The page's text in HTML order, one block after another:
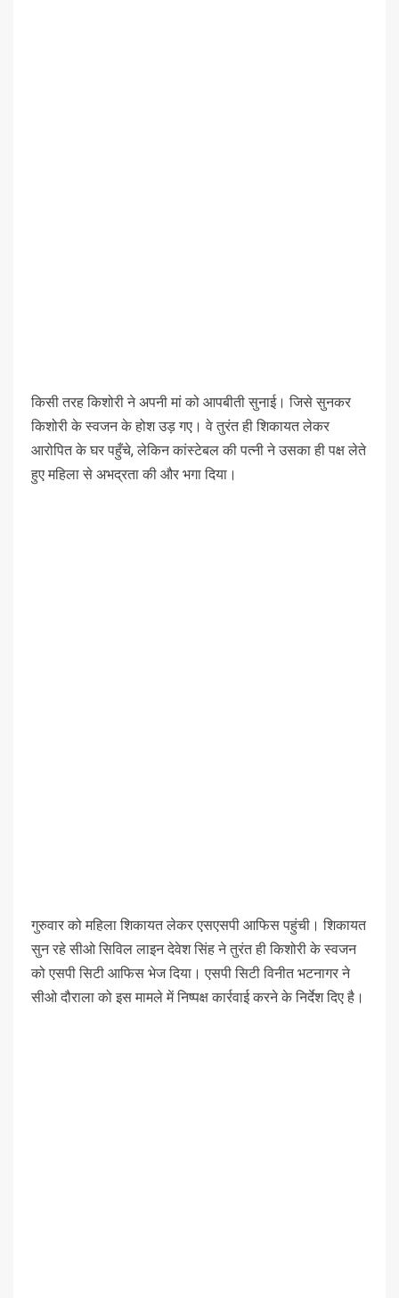
किसी तरह किशोरी ने अपनी मां को आपबीती सुनाई। जिसे सुनकर
किशोरी के स्वजन के होश उड़ गए। वे तुरंत ही शिकायत लेकर
आरोपित के घर पहुँचे, लेकिन कांस्टेबल की पत्नी ने उसका ही पक्ष लेते
हुए महिला से अभद्रता की और भगा दिया।
गुरुवार को महिला शिकायत लेकर एसएसपी आफिस पहुंची। शिकायत
सुन रहे सीओ सिविल लाइन देवेश सिंह ने तुरंत ही किशोरी के स्वजन
को एसपी सिटी आफिस भेज दिया। एसपी सिटी विनीत भटनागर ने
सीओ दौराला को इस मामले में निष्पक्ष कार्रवाई करने के निर्देश दिए है।